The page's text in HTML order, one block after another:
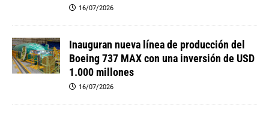
16/07/2026
Inauguran nueva línea de producción del
Boeing 737 MAX con una inversión de USD
1.000 millones
16/07/2026